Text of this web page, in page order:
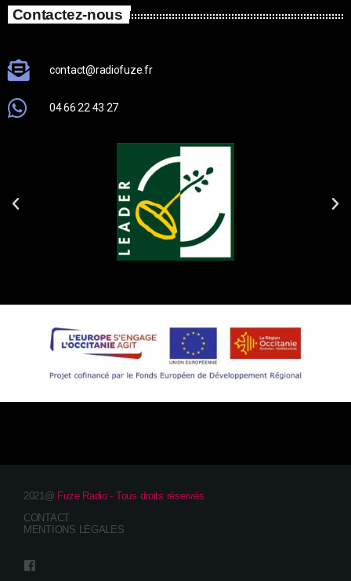
Contactez-nous
contact@radiofuze.fr
04 66 22 43 27
2021@ Fuze Radio - Tous droits réservés
CONTACT
MENTIONS LÉGALES